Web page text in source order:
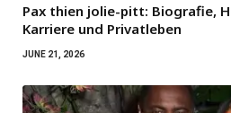
Pax thien jolie-pitt: Biografie,
Karriere und Privatleben
JUNE 21, 2026